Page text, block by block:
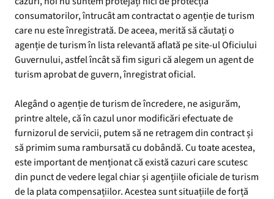
consumatorilor, întrucât am contractat o agenție de turism
care nu este înregistrată. De aceea, merită să căutați o
agenție de turism în lista relevantă aflată pe site-ul Oficiului
Guvernului, astfel încât să fim siguri că alegem un agent de
turism aprobat de guvern, înregistrat oficial.
Alegând o agenție de turism de încredere, ne asigurăm,
printre altele, că în cazul unor modificări efectuate de
furnizorul de servicii, putem să ne retragem din contract și
să primim suma rambursată cu dobândă. Cu toate acestea,
este important de menționat că există cazuri care scutesc
din punct de vedere legal chiar și agențiile oficiale de turism
de la plata compensațiilor. Acestea sunt situațiile de forță